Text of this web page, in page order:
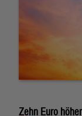
Zehn Euro